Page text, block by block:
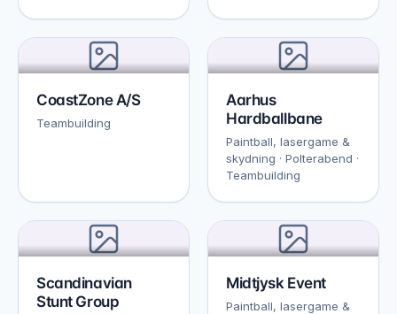
CoastZone A/S
Teambuilding
Aarhus
Hardballbane
Paintball, lasergame &
skydning · Polterabend ·
Teambuilding
Scandinavian
Stunt Group
Midtjysk Event
Paintball, lasergame &